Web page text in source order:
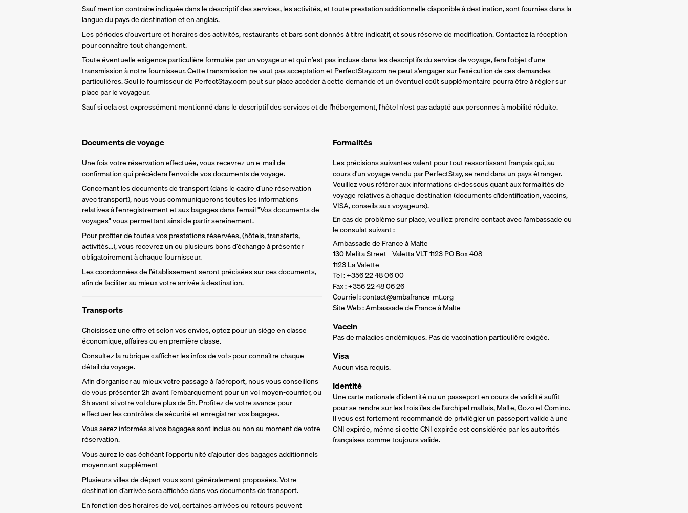
Sauf mention contraire indiquée dans le descriptif des services, les activités, et toute prestation additionnelle disponible à destination, sont fournies dans la
langue du pays de destination et en anglais.
Les périodes d'ouverture et horaires des activités, restaurants et bars sont donnés à titre indicatif, et sous réserve de modification. Contactez la réception
pour connaître tout changement.
Toute éventuelle exigence particulière formulée par un voyageur et qui n’est pas incluse dans les descriptifs du service de voyage, fera l'objet d'une
transmission à notre fournisseur. Cette transmission ne vaut pas acceptation et PerfectStay.com ne peut s'engager sur l’exécution de ces demandes
particulières. Seul le fournisseur de PerfectStay.com peut sur place accéder à cette demande et un éventuel coût supplémentaire pourra être à régler sur
place par le voyageur.
Sauf si cela est expressément mentionné dans le descriptif des services et de l'hébergement, l'hôtel n'est pas adapté aux personnes à mobilité réduite.
Documents de voyage
Une fois votre réservation effectuée, vous recevrez un e-mail de
confirmation qui précédera l’envoi de vos documents de voyage.
Concernant les documents de transport (dans le cadre d’une réservation
avec transport), nous vous communiquerons toutes les informations
relatives à l'enregistrement et aux bagages dans l'email "Vos documents de
voyages" vous permettant ainsi de partir sereinement.
Pour profiter de toutes vos prestations réservées, (hôtels, transferts,
activités...), vous recevrez un ou plusieurs bons d’échange à présenter
obligatoirement à chaque fournisseur.
Les coordonnées de l’établissement seront précisées sur ces documents,
afin de faciliter au mieux votre arrivée à destination.
Transports
Choisissez une offre et selon vos envies, optez pour un siège en classe
économique, affaires ou en première classe.
Consultez la rubrique « afficher les infos de vol » pour connaître chaque
détail du voyage.
Afin d’organiser au mieux votre passage à l’aéroport, nous vous conseillons
de vous présenter 2h avant l’embarquement pour un vol moyen-courrier, ou
3h avant si votre vol dure plus de 5h. Profitez de votre avance pour
effectuer les contrôles de sécurité et enregistrer vos bagages.
Vous serez informés si vos bagages sont inclus ou non au moment de votre
réservation.
Vous aurez le cas échéant l’opportunité d’ajouter des bagages additionnels
moyennant supplément
Plusieurs villes de départ vous sont généralement proposées. Votre
destination d’arrivée sera affichée dans vos documents de transport.
En fonction des horaires de vol, certaines arrivées ou retours peuvent
Formalités
Les précisions suivantes valent pour tout ressortissant français qui, au
cours d'un voyage vendu par PerfectStay, se rend dans un pays étranger.
Veuillez vous référer aux informations ci-dessous quant aux formalités de
voyage relatives à chaque destination (documents d'identification, vaccins,
VISA, conseils aux voyageurs).
En cas de problème sur place, veuillez prendre contact avec l'ambassade ou
le consulat suivant :
Ambassade de France à Malte
130 Melita Street - Valetta VLT 1123 PO Box 408
1123 La Valette
Tel : +356 22 48 06 00
Fax : +356 22 48 06 26
Courriel : contact@ambafrance-mt.org
Site Web :Ambassade de France à Malte
Vaccin
Pas de maladies endémiques. Pas de vaccination particulière exigée.
Visa
Aucun visa requis.
Identité
Une carte nationale d’identité ou un passeport en cours de validité suffit
pour se rendre sur les trois îles de l’archipel maltais, Malte, Gozo et Comino.
Il vous est fortement recommandé de privilégier un passeport valide à une
CNI expirée, même si cette CNI expirée est considérée par les autorités
françaises comme toujours valide.